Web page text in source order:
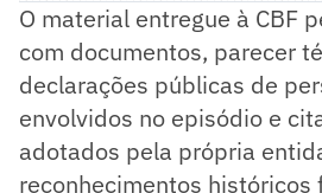
O material entregue à CBF
com documentos, parecer
declarações públicas de
envolvidos no episódio e
adotados pela própria
reconhecimentos históricos